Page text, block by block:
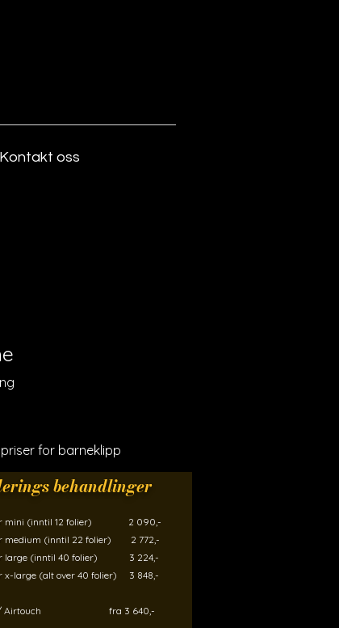
Kontakt oss
for barneklipp
behandlinger
mini (inntil 12 folier) 2 090,-​
medium (inntil 22 folier) 2 772,-
large (inntil 40 folier) 3 224,-
x-large (alt over 40 folier) 3 848,-
/ Airtouch fra 3 640,-